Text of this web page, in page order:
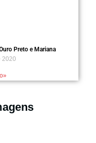
Preto e Mariana
2020